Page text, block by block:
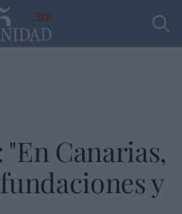
30
Canarias,
y